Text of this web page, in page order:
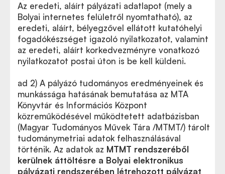
Az eredeti, aláírt pályázati adatlapot (mely a
Bolyai internetes felületről nyomtatható), az
eredeti, aláírt, bélyegzővel ellátott kutatóhelyi
fogadókészséget igazoló nyilatkozatot, valamint
az eredeti, aláírt korkedvezményre vonatkozó
nyilatkozatot postai úton is be kell küldeni.
ad 2) A pályázó tudományos eredményeinek és
munkássága hatásának bemutatása az MTA
Könyvtár és Információs Központ
közreműködésével működtetett adatbázisban
(Magyar Tudományos Művek Tára /MTMT/) tárolt
tudománymetriai adatok felhasználásával
történik. Az adatok az MTMT rendszeréből
kerülnek áttöltésre a Bolyai elektronikus
pályázati rendszerében létrehozott pályázat